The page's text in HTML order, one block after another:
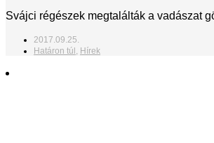
Svájci régészek megtalálták a vadászat
2017.09.25.
Határon túl, Hírek